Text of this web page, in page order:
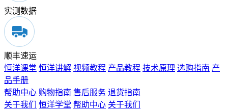
实测数据
顺丰速运
恒洋课堂 恒洋讲解 视频教程 产品教程 技术原理 选购指南 产
品手册
帮助中心 购物指南 售后服务 退货指南
关于我们
恒洋学堂 帮助中心 关于我们